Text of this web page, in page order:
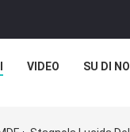
VIDEO SU DI NOI